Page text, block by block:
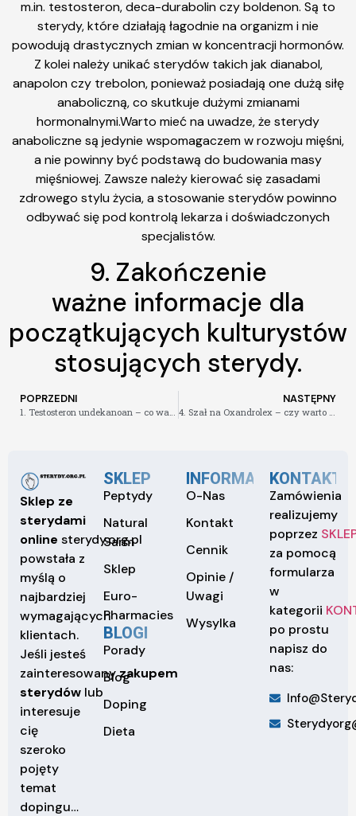
m.in. testosteron, deca-durabolin czy boldenon. Są to
sterydy, które działają łagodnie na organizm i nie
powodują drastycznych zmian w koncentracji hormonów.
Z kolei należy unikać sterydów takich jak dianabol,
anapolon czy trebolon, ponieważ posiadają one dużą siłę
anaboliczną, co skutkuje dużymi zmianami
hormonalnymi.Warto mieć na uwadze, że sterydy
anaboliczne są jedynie wspomagaczem w rozwoju mięśni,
a nie powinny być podstawą do budowania masy
mięśniowej. Zawsze należy kierować się zasadami
zdrowego stylu życia, a stosowanie sterydów powinno
odbywać się pod kontrolą lekarza i doświadczonych
specjalistów.
9. Zakończenie
ważne informacje dla
początkujących kulturystów
stosujących sterydy.
POPRZEDNI
1. Testosteron undekanoan – co warto wiedzieć
NASTĘPNY
4. Szał na Oxandrolex – czy warto sięgać po ten steryd
Sklep ze
sterydami
online sterydy.org.pl
powstała z
myślą o
najbardziej
wymagających
klientach.
Jeśli jesteś
zainteresowanyzakupem
sterydów lub
interesuje
cię
szeroko
pojęty
temat
dopingu…
SKLEP
Peptydy
Natural
Sarm
Sklep
Euro-
Pharmacies
BLOGI
Porady
Blog
Doping
Dieta
INFORMACJE
O-Nas
Kontakt
Cennik
Opinie /
Uwagi
Wysylka
KONTAKT
Zamówienia
realizujemy
poprzez
za pomocą
formularza
w
kategorii
po prostu
napisz do
nas: